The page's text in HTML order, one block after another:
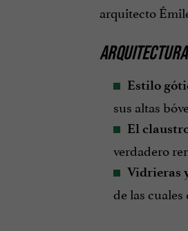
arquitecto
Estilo
sus altas
El
verdadero
Vidrieras
de las